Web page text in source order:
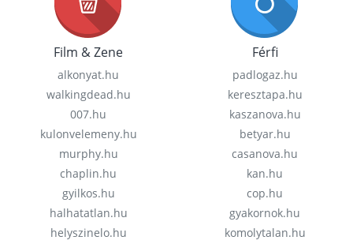
Film & Zene
alkonyat.hu
walkingdead.hu
007.hu
kulonvelemeny.hu
murphy.hu
chaplin.hu
gyilkos.hu
halhatatlan.hu
helyszinelo.hu
Férfi
padlogaz.hu
keresztapa.hu
kaszanova.hu
betyar.hu
casanova.hu
kan.hu
cop.hu
gyakornok.hu
komolytalan.hu